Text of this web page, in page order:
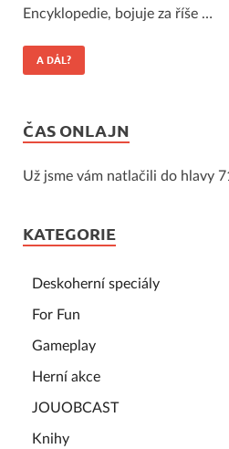
Encyklopedie, bojuje za říše …
A DÁL?
ČAS ONLAJN
Už jsme vám natlačili do hlavy
KATEGORIE
Deskoherní speciály
For Fun
Gameplay
Herní akce
JOUOBCAST
Knihy